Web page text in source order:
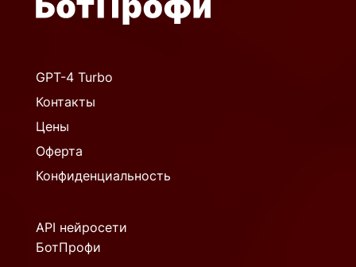
GPT-4 Turbo
Контакты
Цены
Оферта
Конфиденциальность
API нейросети
БотПрофи